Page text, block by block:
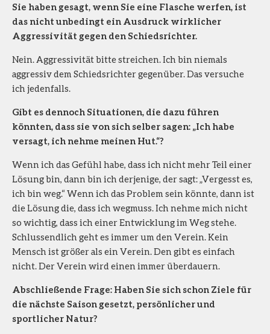
Sie haben gesagt, wenn Sie eine Flasche werfen, ist
das nicht unbedingt ein Ausdruck wirklicher
Aggressivität gegen den Schiedsrichter.
Nein. Aggressivität bitte streichen. Ich bin niemals
aggressiv dem Schiedsrichter gegenüber. Das versuche
ich jedenfalls.
Gibt es dennoch Situationen, die dazu führen
könnten, dass sie von sich selber sagen: „Ich habe
versagt, ich nehme meinen Hut.“?
Wenn ich das Gefühl habe, dass ich nicht mehr Teil einer
Lösung bin, dann bin ich derjenige, der sagt: „Vergesst es,
ich bin weg.“ Wenn ich das Problem sein könnte, dann ist
die Lösung die, dass ich wegmuss. Ich nehme mich nicht
so wichtig, dass ich einer Entwicklung im Weg stehe.
Schlussendlich geht es immer um den Verein. Kein
Mensch ist größer als ein Verein. Den gibt es einfach
nicht. Der Verein wird einen immer überdauern.
Abschließende Frage: Haben Sie sich schon Ziele für
die nächste Saison gesetzt, persönlicher und
sportlicher Natur?